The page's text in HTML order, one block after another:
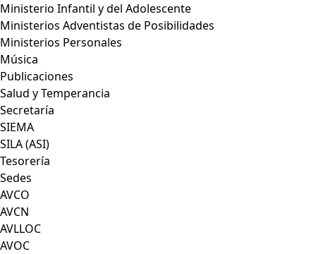
Ministerio Infantil y del Adolescente
Ministerios Adventistas de Posibilidades
Ministerios Personales
Música
Publicaciones
Salud y Temperancia
Secretaría
SIEMA
SILA (ASI)
Tesorería
Sedes
AVCO
AVCN
AVLLOC
AVOC